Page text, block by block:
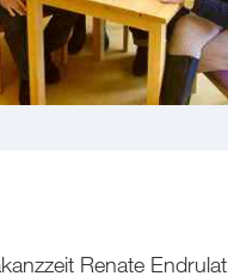
Renate Endrulat